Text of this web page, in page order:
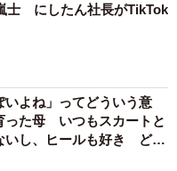
ることになるでしょ
では車が欠かせず、走
め、走行距離課税を導
士 にしたん社長がTikTok
いよね」ってどういう意
た母 いつもスカートと
いし、ヒールも好き どの